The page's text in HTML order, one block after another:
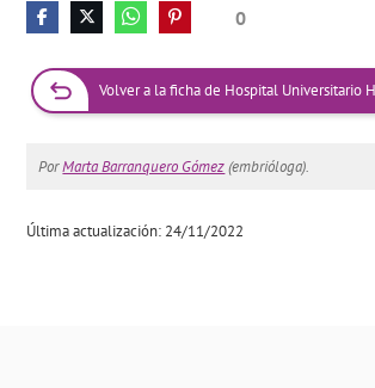
0
Volver a la ficha de Hospital Universitario
PorMarta Barranquero Gómez(embrióloga).
Última actualización: 24/11/2022